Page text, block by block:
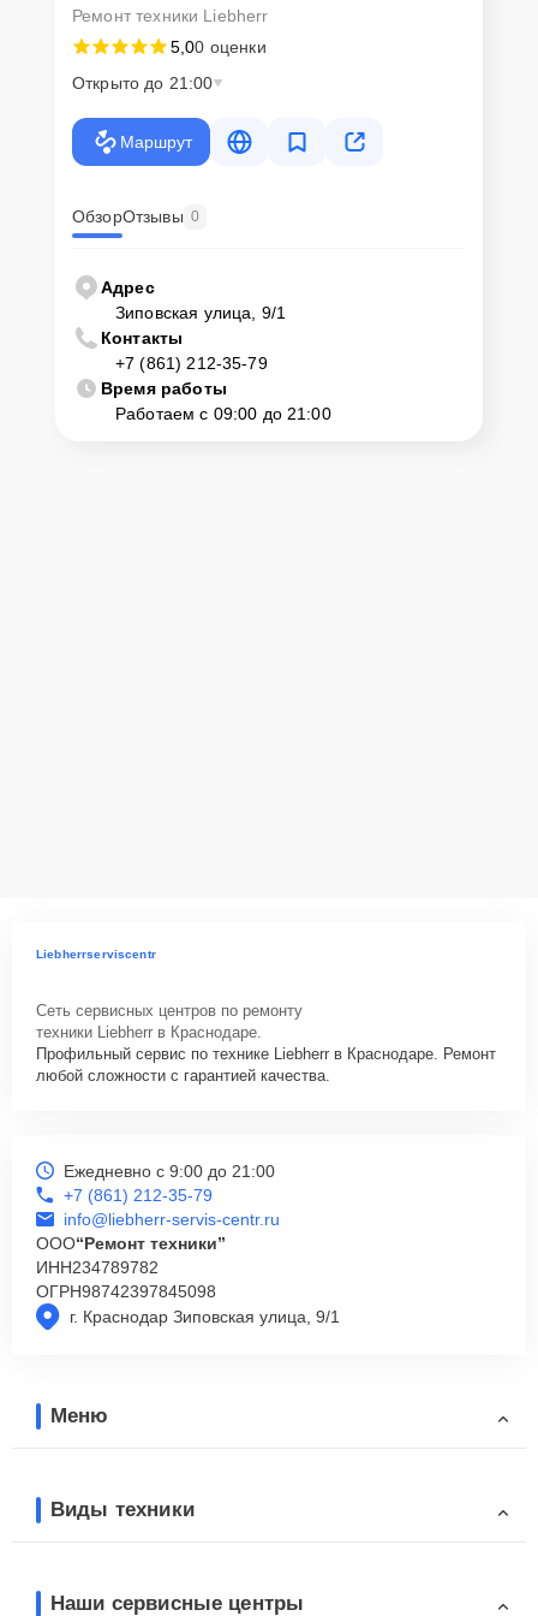
Ремонт техники Liebherr
5,00 оценки
Открыто до 21:00
Маршрут
ОбзорОтзывы 0
Адрес
Зиповская улица, 9/1
Контакты
+7 (861) 212-35-79
Время работы
Работаем с 09:00 до 21:00
Liebherrserviscentr
Сеть сервисных центров по ремонту
техники Liebherr в Краснодаре.
Профильный сервис по технике Liebherr в Краснодаре. Ремонт
любой сложности с гарантией качества.
г. Краснодар Зиповская улица, 9/1
Ежедневно с 9:00 до 21:00
+7 (861) 212-35-79
info@liebherr-servis-centr.ru
ООО“Ремонт техники”
ИНН234789782
ОГРН98742397845098
Меню
Виды техники
Наши сервисные центры